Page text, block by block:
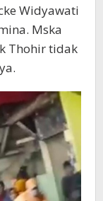
Widyawati
Mska
Thohir tidak